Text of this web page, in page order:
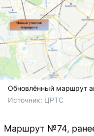
Обновлённый маршрут
Источник: ЦРТС
Маршрут №74,